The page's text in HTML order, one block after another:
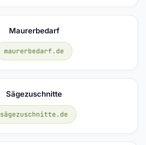
Maurerbedarf
maurerbedarf.de
Sägezuschnitte
sägezuschnitte.de